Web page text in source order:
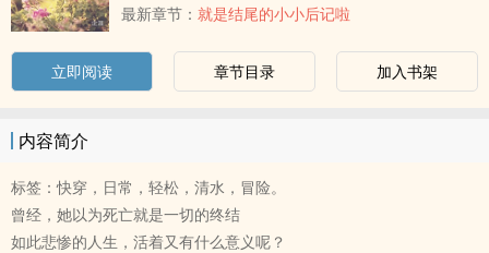
最新章节： 就是结尾的小小后记啦
立即阅读 章节目录 加入书架
内容简介
标签：快穿，日常，轻松，清水，冒险。
曾经，她以为死亡就是一切的终结
如此悲惨的人生，活着又有什么意义呢？